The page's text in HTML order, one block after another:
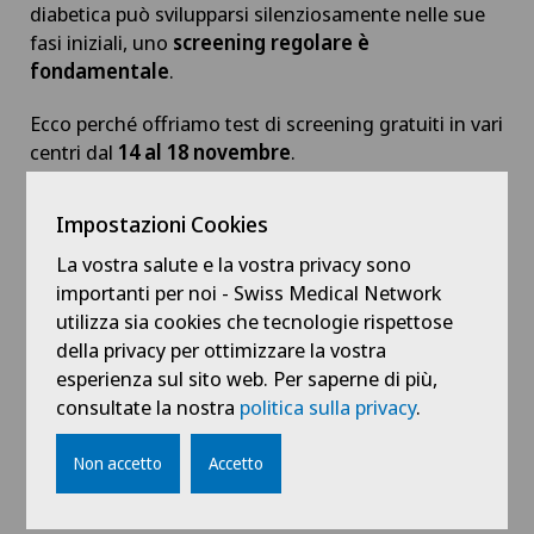
diabetica può svilupparsi silenziosamente nelle sue
fasi iniziali, uno screening regolare è
fondamentale.
Ecco perché offriamo test di screening gratuiti in vari
centri dal 14 al 18 novembre.
Centri partecipanti:
Swiss Visio Montchoisi
Swiss Visio Eaux-Vives
Swiss Visio La Providence
Impostazioni Cookies
La vostra salute e la vostra privacy sono
importanti per noi - Swiss Medical Network
utilizza sia cookies che tecnologie rispettose
della privacy per ottimizzare la vostra
esperienza sul sito web. Per saperne di più,
consultate la nostra politica sulla privacy.
Non accetto Accetto